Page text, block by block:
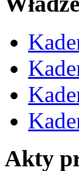
Akty